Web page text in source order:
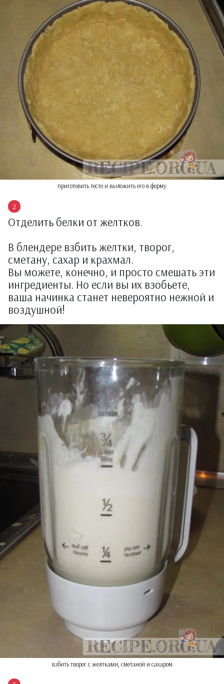
приготовить тесто и выложить его в форму
Отделить белки от желтков.
В блендере взбить желтки, творог,
сметану, сахар и крахмал.
Вы можете, конечно, и просто смешать эти
ингредиенты. Но если вы их взобьете,
ваша начинка станет невероятно нежной и
воздушной!
взбить творог с желтками, сметаной и сахаром